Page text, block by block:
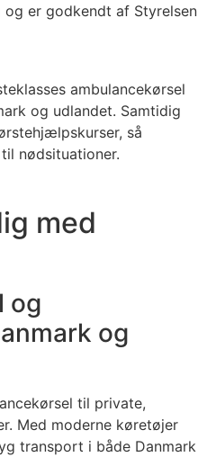
er godkendt af Styrelsen
ambulancekørsel
og udlandet. Samtidig
så
nødsituationer.
med
og
og
til private,
Med moderne køretøjer
transport i både Danmark